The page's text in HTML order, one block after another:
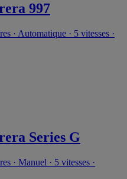
997
· Automatique · 5 vitesses ·
Series G
· Manuel · 5 vitesses ·